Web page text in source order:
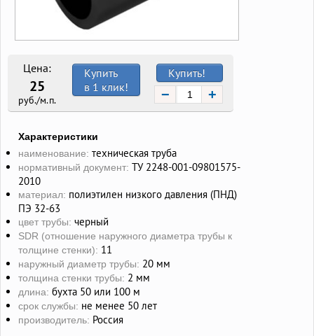
Цена:
25
руб./м.п.
Купить!
− +
Купить
в 1 клик!
Характеристики
наименование: техническая труба
нормативный документ: ТУ 2248-001-09801575-
2010
материал: полиэтилен низкого давления (ПНД)
ПЭ 32-63
цвет трубы: черный
SDR (отношение наружного диаметра трубы к
толщине стенки): 11
наружный диаметр трубы: 20 мм
толщина стенки трубы: 2 мм
длина: бухта 50 или 100 м
срок службы: не менее 50 лет
производитель: Россия